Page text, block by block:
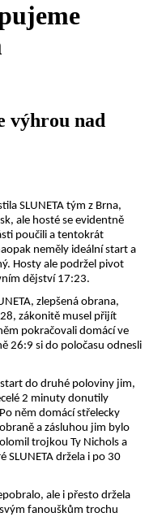
výhrou nad
SLUNETA tým z Brna,
ale hosté se evidentně
poučili a tentokrát
neměly ideální start a
Hosty ale podržel pivot
dějství 17:23.
zlepšená obrana,
zákonitě musel přijít
pokračovali domácí ve
26:9 si do poločasu odnesli
do druhé poloviny jim,
2 minuty donutily
něm domácí střelecky
a zásluhou jim bylo
trojkou Ty Nichols a
držela i po 30
ale i přesto držela
fanouškům trochu